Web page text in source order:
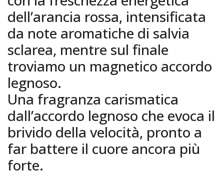
dell’arancia rossa, intensificata
da note aromatiche di salvia
sclarea, mentre sul finale
troviamo un magnetico accordo
legnoso.
Una fragranza carismatica
dall’accordo legnoso che evoca il
brivido della velocità, pronto a
far battere il cuore ancora più
forte.